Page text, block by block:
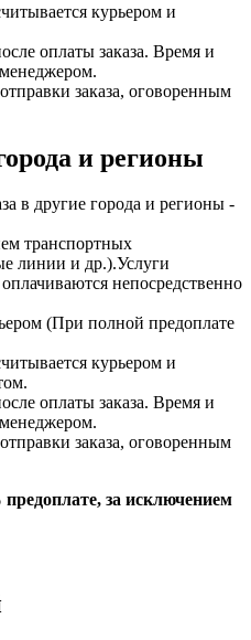
курьером и
оплаты заказа. Время и
менеджером.
заказа, оговоренным
и регионы
в другие города и регионы -
транспортных
линии и др.).Услуги
непосредственно
(При полной предоплате
курьером и
оплаты заказа. Время и
менеджером.
заказа, оговоренным
за исключением